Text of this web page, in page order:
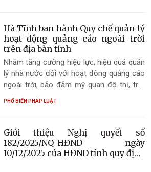
số điều của Quy định về quản lý chất thải
rắn sinh hoạt trên địa bàn tỉnh Hà Tĩnh
ban hành kèm theo Quyết định số
74/2025/QĐ-UBND ngày 20/11/2025.
Quyết định có hiệu lực thi hành từ ngày
29/6/2026.
Hà Tĩnh ban hành Quy chế quản lý
hoạt động quảng cáo ngoài trời
trên địa bàn tỉnh
Nhằm tăng cường hiệu lực, hiệu quả quản
lý nhà nước đối với hoạt động quảng cáo
ngoài trời, bảo đảm mỹ quan đô thị, trật
tự an toàn giao thông, an toàn công trình,
luật, ngày 01/7/2026 Ủy ban nhân dân tỉnh
Hà Tĩnh đã ban hành Quyết định số
45/2026/QĐ-UBND về ban hành Quy chế
PHỔ BIẾN PHÁP LUẬT
Giới thiệu Nghị quyết số
182/2025/NQ-HĐND ngày
10/12/2025 của HĐND tỉnh quy định